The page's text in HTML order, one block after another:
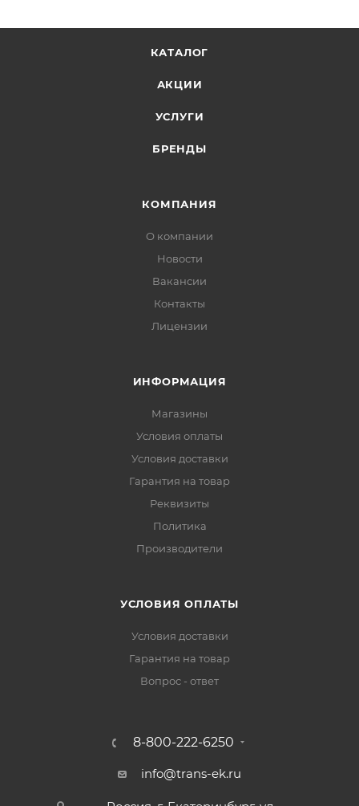
КАТАЛОГ
АКЦИИ
УСЛУГИ
БРЕНДЫ
КОМПАНИЯ
О компании
Новости
Вакансии
Контакты
Лицензии
ИНФОРМАЦИЯ
Магазины
Условия оплаты
Условия доставки
Гарантия на товар
Реквизиты
Политика
Производители
УСЛОВИЯ ОПЛАТЫ
Условия доставки
Гарантия на товар
Вопрос - ответ
8-800-222-6250
info@trans-ek.ru